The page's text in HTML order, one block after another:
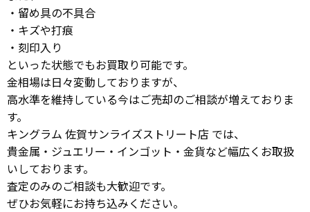
・留め具の不具合
・キズや打痕
・刻印入り
といった状態でもお買取り可能です。
金相場は日々変動しておりますが、
高水準を維持している今はご売却のご相談が増えておりま
す。
キングラム 佐賀サンライズストリート店 では、
貴金属・ジュエリー・インゴット・金貨など幅広くお取扱
いしております。
査定のみのご相談も大歓迎です。
ぜひお気軽にお持ち込みください。